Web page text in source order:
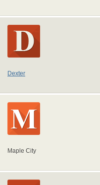
Dexter
Maple City